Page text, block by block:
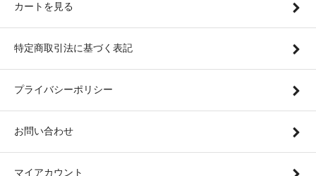
カートを見る
特定商取引法に基づく表記
プライバシーポリシー
お問い合わせ
マイアカウント